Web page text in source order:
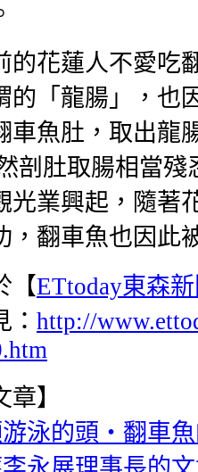
蓮人不愛吃翻
的「龍腸」，也
車魚肚，取出龍
剖肚取腸相當
光業興起，隨著
，翻車魚也因此
【ETtoday東森
http://
章】
泳的頭‧翻車